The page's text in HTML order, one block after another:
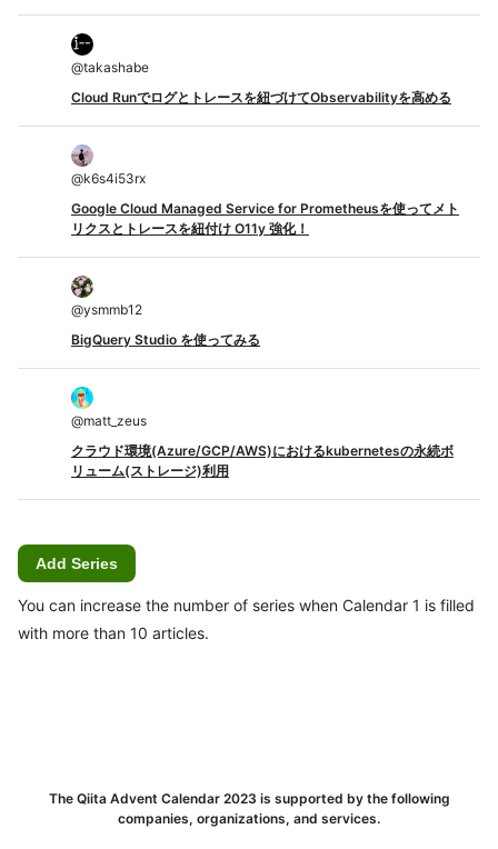
@takashabe
Cloud Runでログとトレースを紐づけてObservabilityを高める
@k6s4i53rx
Google Cloud Managed Service for Prometheusを使ってメト
リクスとトレースを紐付け O11y 強化！
@ysmmb12
BigQuery Studio を使ってみる
@matt_zeus
クラウド環境(Azure/GCP/AWS)におけるkubernetesの永続ボ
リューム(ストレージ)利用
Add Series
You can increase the number of series when Calendar 1 is filled
with more than 10 articles.
The Qiita Advent Calendar 2023 is supported by the following
companies, organizations, and services.